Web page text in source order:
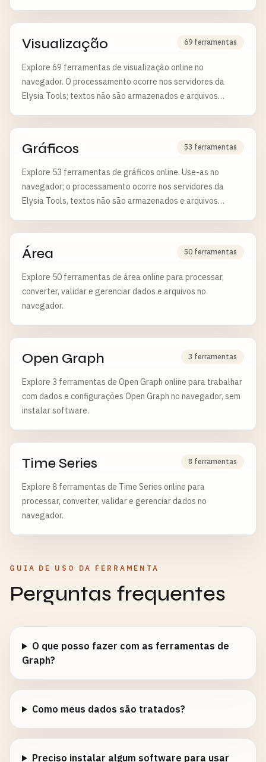
Visualização 69 ferramentas
Explore 69 ferramentas de visualização online no
navegador. O processamento ocorre nos servidores da
Elysia Tools; textos não são armazenados e arquivos
Gráficos 53 ferramentas
Explore 53 ferramentas de gráficos online. Use-as no
navegador; o processamento ocorre nos servidores da
Elysia Tools, textos não são armazenados e arquivos
Área 50 ferramentas
Explore 50 ferramentas de área online para processar,
converter, validar e gerenciar dados e arquivos no
navegador.
Open Graph 3 ferramentas
Explore 3 ferramentas de Open Graph online para trabalhar
com dados e configurações Open Graph no navegador, sem
instalar software.
Time Series 8 ferramentas
Explore 8 ferramentas de Time Series online para
processar, converter, validar e gerenciar dados no
navegador.
GUIA DE USO DA FERRAMENTA
Perguntas frequentes
O que posso fazer com as ferramentas de
Graph?
Como meus dados são tratados?
Preciso instalar algum software para usar